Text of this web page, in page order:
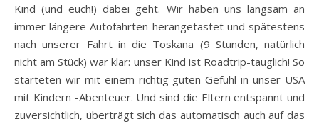
Kind (und euch!) dabei geht. Wir haben uns langsam an
immer längere Autofahrten herangetastet und spätestens
nach unserer Fahrt in die Toskana (9 Stunden, natürlich
nicht am Stück) war klar: unser Kind ist Roadtrip-tauglich! So
starteten wir mit einem richtig guten Gefühl in unser USA
mit Kindern -Abenteuer. Und sind die Eltern entspannt und
zuversichtlich, überträgt sich das automatisch auch auf das